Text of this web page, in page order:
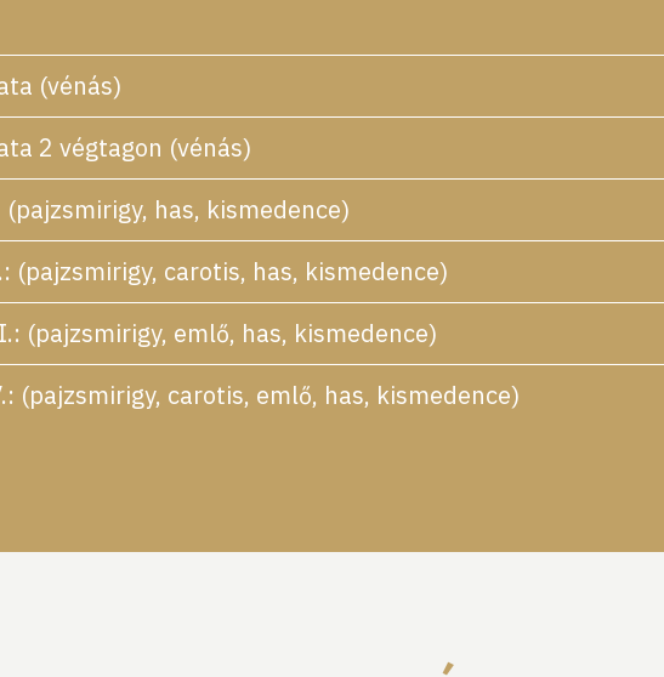
(vénás)
2 végtagon (vénás)
has, kismedence)
carotis, has, kismedence)
(pajzsmirigy, emlő, has, kismedence)
(pajzsmirigy, carotis, emlő, has, kismedence)